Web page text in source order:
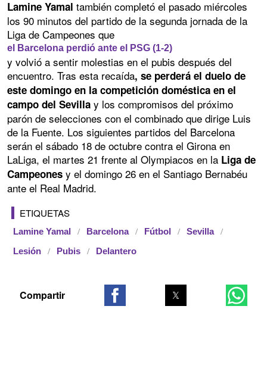
Lamine Yamal también completó el pasado miércoles
los 90 minutos del partido de la segunda jornada de la
Liga de Campeones que
el Barcelona perdió ante el PSG (1-2)
y volvió a sentir molestias en el pubis después del
encuentro. Tras esta recaída, se perderá el duelo de
este domingo en la competición doméstica en el
campo del Sevilla y los compromisos del próximo
parón de selecciones con el combinado que dirige Luis
de la Fuente. Los siguientes partidos del Barcelona
serán el sábado 18 de octubre contra el Girona en
LaLiga, el martes 21 frente al Olympiacos en la Liga de
Campeones y el domingo 26 en el Santiago Bernabéu
ante el Real Madrid.
ETIQUETAS
Lamine Yamal Barcelona Fútbol Sevilla
Lesión Pubis Delantero